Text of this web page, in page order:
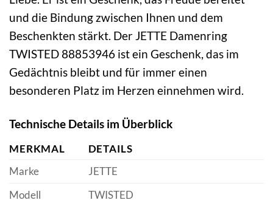
und die Bindung zwischen Ihnen und dem
Beschenkten stärkt. Der JETTE Damenring
TWISTED 88853946 ist ein Geschenk, das im
Gedächtnis bleibt und für immer einen
besonderen Platz im Herzen einnehmen wird.
Technische Details im Überblick
MERKMAL
DETAILS
Marke
JETTE
Modell
TWISTED